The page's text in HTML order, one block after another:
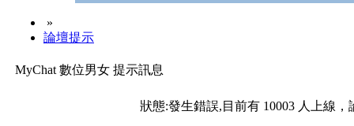
»
論壇提示
MyChat 數位男女 提示訊息
狀態:發生錯誤,目前有 10003 人上線